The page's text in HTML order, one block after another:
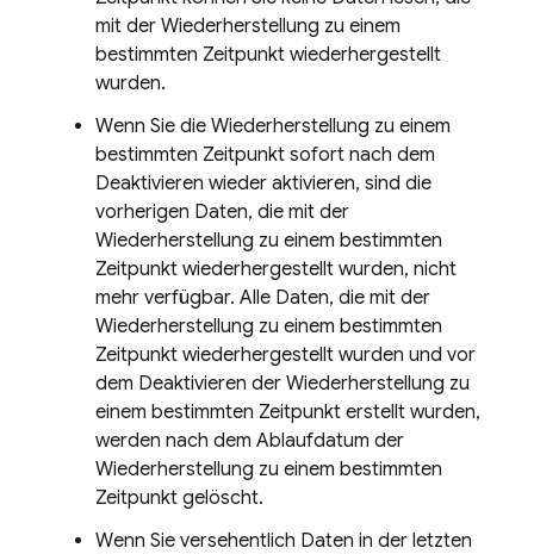
mit der Wiederherstellung zu einem
bestimmten Zeitpunkt wiederhergestellt
wurden.
Wenn Sie die Wiederherstellung zu einem
bestimmten Zeitpunkt sofort nach dem
Deaktivieren wieder aktivieren, sind die
vorherigen Daten, die mit der
Wiederherstellung zu einem bestimmten
Zeitpunkt wiederhergestellt wurden, nicht
mehr verfügbar. Alle Daten, die mit der
Wiederherstellung zu einem bestimmten
Zeitpunkt wiederhergestellt wurden und vor
dem Deaktivieren der Wiederherstellung zu
einem bestimmten Zeitpunkt erstellt wurden,
werden nach dem Ablaufdatum der
Wiederherstellung zu einem bestimmten
Zeitpunkt gelöscht.
Wenn Sie versehentlich Daten in der letzten